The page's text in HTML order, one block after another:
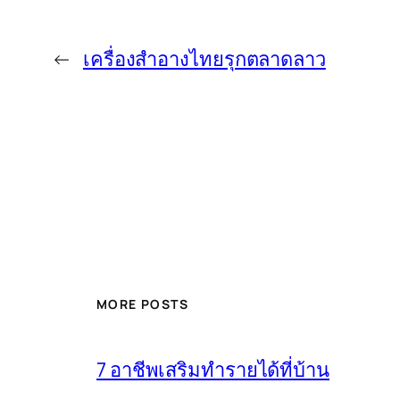
← เครื่องสำอางไทยรุกตลาดลาว
MORE POSTS
7 อาชีพเสริมทำรายได้ที่บ้าน